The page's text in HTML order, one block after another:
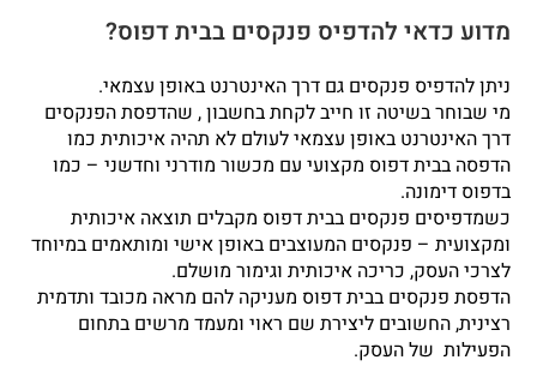
מדוע כדאי להדפיס פנקסים בבית דפוס?
ניתן להדפיס פנקסים גם דרך האינטרנט באופן עצמאי.
מי שבוחר בשיטה זו חייב לקחת בחשבון , שהדפסת הפנקסים
דרך האינטרנט באופן עצמאי לעולם לא תהיה איכותית כמו
הדפסה בבית דפוס מקצועי עם מכשור מודרני וחדשני – כמו
בדפוס דימונה.
כשמדפיסים פנקסים בבית דפוס מקבלים תוצאה איכותית
ומקצועית – פנקסים המעוצבים באופן אישי ומותאמים במיוחד
לצרכי העסק, כריכה איכותית וגימור מושלם.
הדפסת פנקסים בבית דפוס מעניקה להם מראה מכובד ותדמית
רצינית, החשובים ליצירת שם ראוי ומעמד מרשים בתחום
הפעילות של העסק.